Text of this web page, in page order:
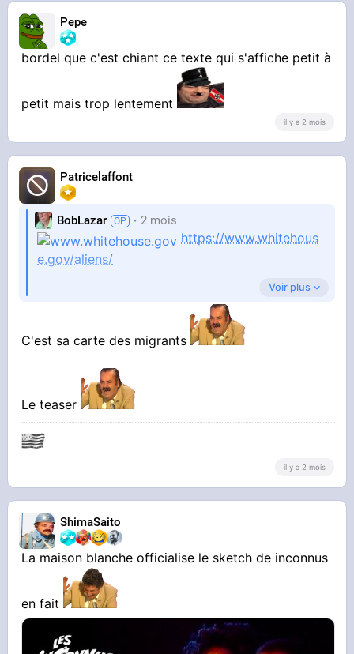
Pepe
bordel que c'est chiant ce texte qui s'affiche petit à
petit mais trop lentement
il y a 2 mois
Patricelaffont
BobLazar 2 mois
https://www.whitehous
e.gov/aliens/
Petite musique X-files avec le message suivant,
Ils marchent par minou, une secret caché
depuis 60 ans
Voir plus
C'est sa carte des migrants
Le teaser
il y a 2 mois
ShimaSaito
La maison blanche officialise le sketch de inconnus
en fait